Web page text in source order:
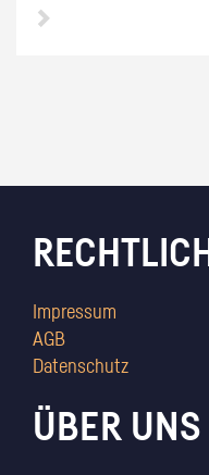
Impressum
AGB
Datenschutz
ÜBER UNS